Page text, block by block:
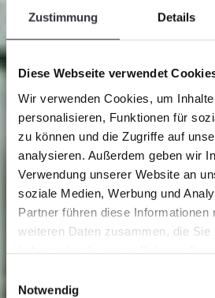
Zustimmung Details
Diese Webseite verwendet
Wir verwenden Cookies, um
personalisieren, Funktionen für
zu können und die Zugriffe auf
analysieren. Außerdem geben wir
Verwendung unserer Website an
soziale Medien, Werbung und
Partner führen diese Informationen
weiteren Daten zusammen, die Sie
haben oder die sie im Rahmen
Notwendig